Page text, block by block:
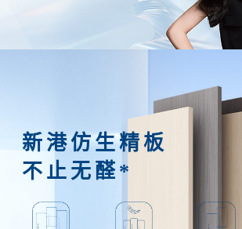
新港仿生精板
不止无醛*